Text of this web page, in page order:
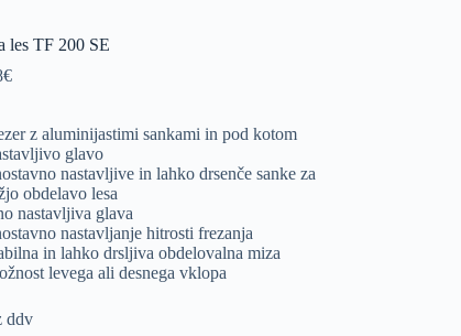
les TF 200 SE
€
z aluminijastimi sankami in pod kotom
glavo
nastavljive in lahko drsenče sanke za
obdelavo lesa
nastavljiva glava
nastavljanje hitrosti frezanja
in lahko drsljiva obdelovalna miza
levega ali desnega vklopa
ddv